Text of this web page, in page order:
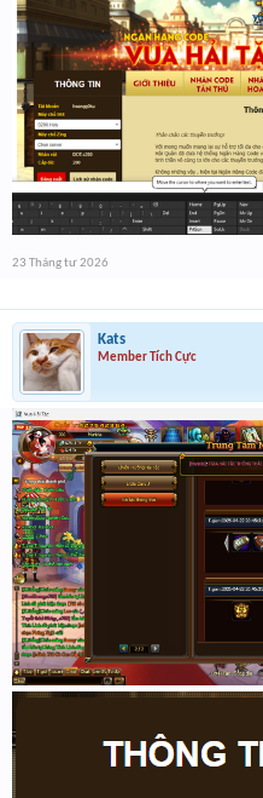
23 Tháng tư 2026
Kats
Member Tích Cực